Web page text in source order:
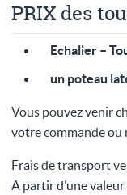
PRIX des
Echalier –
un poteau
Vous pouvez venir
votre commande ou
Frais de transport
A partir d’une